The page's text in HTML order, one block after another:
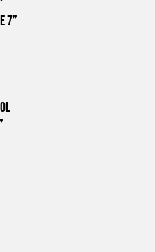
7”